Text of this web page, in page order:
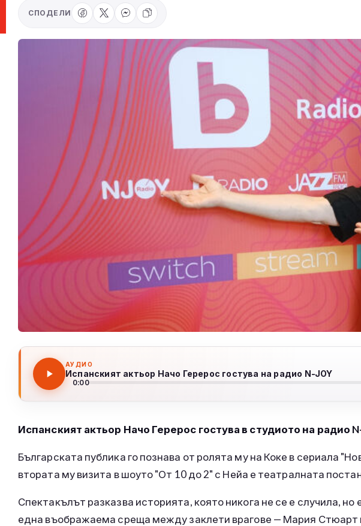
СПОДЕЛИ
АУДИО
Испанският актьор Начо Герерос гостува на радио N-JOY
0:00
Испанският актьор Начо Герерос гостува в студиото на радио
Българската публика го познава от ролята му на Коке в сериала
втората му визита в шоуто "От 10 до 2" с Нейа е театралната
Спектакълът разказва историята, която никога не се е случила,
една въображаема среща между заклети врагове — Мария Стюарт